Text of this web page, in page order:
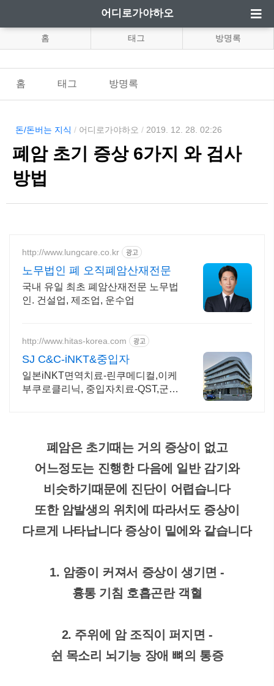
어디로가야하오
홈 태그 방명록
홈 태그 방명록
돈/돈버는 지식 / 어디로가야하오 / 2019. 12. 28. 02:26
폐암 초기 증상 6가지 와 검사
방법
http://www.lungcare.co.kr 광고
노무법인 폐 오직폐암산재전문
국내 유일 최초 폐암산재전문 노무법
인. 건설업, 제조업, 운수업
http://www.hitas-korea.com 광고
SJ C&C-iNKT&중입자
일본iNKT면역치료-린쿠메디컬,이케
부쿠로클리닉, 중입자치료-QST,군
폐암은 초기때는 거의 증상이 없고
어느정도는 진행한 다음에 일반 감기와
비슷하기때문에 진단이 어렵습니다
또한 암발생의 위치에 따라서도 증상이
다르게 나타납니다 증상이 밑에와 같습니다
1. 암종이 커져서 증상이 생기면-
흉통 기침 호흡곤란 객혈
2. 주위에 암 조직이 퍼지면 -
쉰 목소리 뇌기능 장애 뼈의 통증